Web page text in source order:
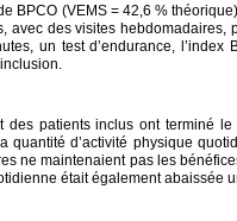
BPCO (VEMS = 42,6 %
avec des visites
un test d’endurance,
des patients inclus ont terminé
quantité d’activité physique
ne maintenaient pas les
était également abaissée